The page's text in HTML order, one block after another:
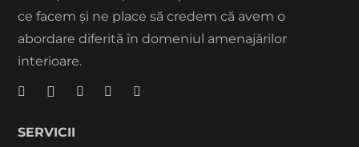
ce facem și ne place să credem că avem o
abordare diferită în domeniul amenajărilor
interioare.
SERVICII